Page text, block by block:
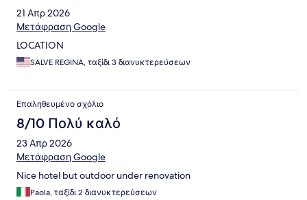
21 Απρ 2026
Μετάφραση Google
LOCATION
SALVE REGINA, ταξίδι 3 διανυκτερεύσεων
Επαληθευμένο σχόλιο
8/10 Πολύ καλό
23 Απρ 2026
Μετάφραση Google
Nice hotel but outdoor under renovation
Paola, ταξίδι 2 διανυκτερεύσεων